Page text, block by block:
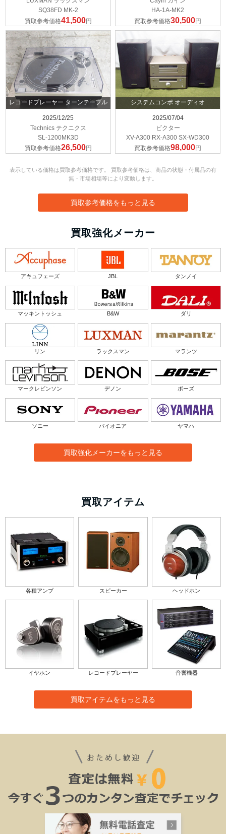
SQ38FD MK-2
買取参考価格41,500円
HA-1A-MK2
買取参考価格30,500円
レコードプレーヤー ターンテーブル
2025/12/25
Technics テクニクス
SL-1200MK3D
買取参考価格26,500円
システムコンポ オーディオ
2025/07/04
ビクター
XV-A300 RX-A300 SX-WD300
買取参考価格98,000円
表示している価格は買取参考価格です。 買取参考価格は、商品の状態・付属品の有
無・市場相場等により変動します。
買取参考価格をもっと見る
買取強化メーカー
アキュフェーズ JBL タンノイ
マッキントッシュ B&W ダリ
リン ラックスマン マランツ
マークレビンソン デノン ボーズ
ソニー パイオニア ヤマハ
買取強化メーカーをもっと見る
買取アイテム
各種アンプ スピーカー ヘッドホン
イヤホン レコードプレーヤー 音響機器
買取アイテムをもっと見る